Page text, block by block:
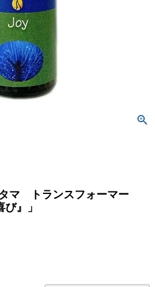
タマ トランスフォーマー
』」